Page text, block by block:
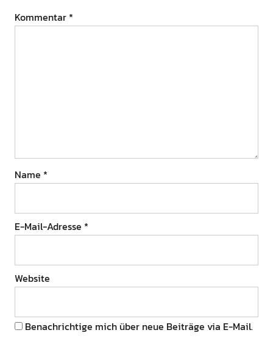
Kommentar *
Name *
E-Mail-Adresse *
Website
Benachrichtige mich über neue Beiträge via E-Mail.